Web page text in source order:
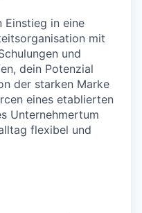
Einstieg in eine
mit
und
dein Potenzial
der starken Marke
eines etablierten
Unternehmertum
flexibel und